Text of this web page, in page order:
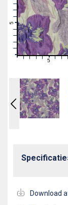
0
2
3
4
5
7
0 1 2 3 4 5 6 7
Download